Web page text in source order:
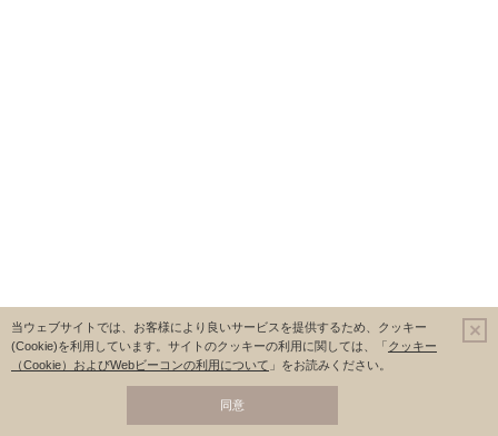
当ウェブサイトでは、お客様により良いサービスを提供するため、クッキー
(Cookie)を利用しています。 サイトのクッキーの利用に関しては、「クッキー
（Cookie）およびWebビーコンの利用について 」をお読みください。
同意